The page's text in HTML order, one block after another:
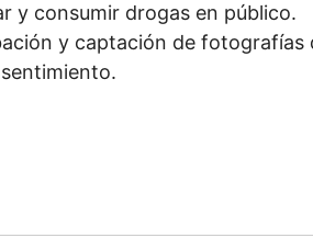
y consumir drogas en público.
y captación de fotografías